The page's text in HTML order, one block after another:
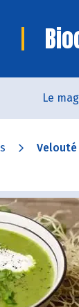
Le
Velouté